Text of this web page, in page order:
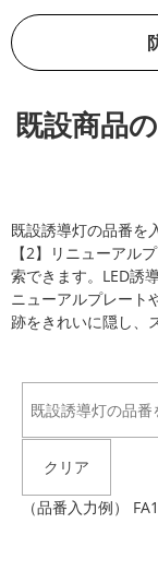
既設商品
既設誘導灯の品番を
【2】リニューアル
索できます。LED誘
ニューアルプレート
跡をきれいに隠し、
（品番入力例）